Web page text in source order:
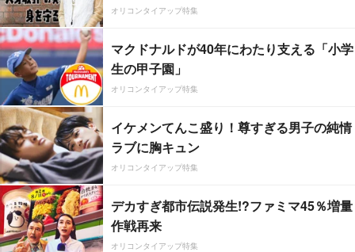
オリコンタイアップ特集
マクドナルドが40年にわたり支える「小学
生の甲子園」
オリコンタイアップ特集
イケメンてんこ盛り！尊すぎる男子の純情
ラブに胸キュン
オリコンタイアップ特集
デカすぎ都市伝説発生!?ファミマ45％増量
作戦再来
オリコンタイアップ特集